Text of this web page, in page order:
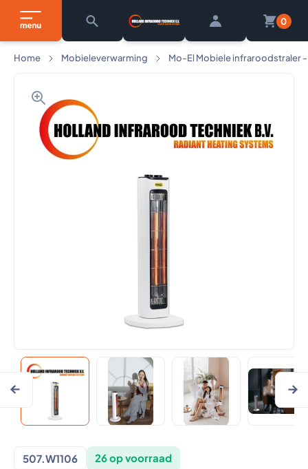
0
Home Mobieleverwarming Mo-El Mobiele infraroodstraler
507.W1106 26 op voorraad